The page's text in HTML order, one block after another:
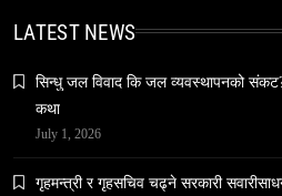
नेपालको वन्यजन्तु पर्यटन
LATEST NEWS
सिन्धु जल विवाद कि जल व्यवस्थापनको
कथा
July 1, 2026
गृहमन्त्री र गृहसचिव चढ्ने सरकारी